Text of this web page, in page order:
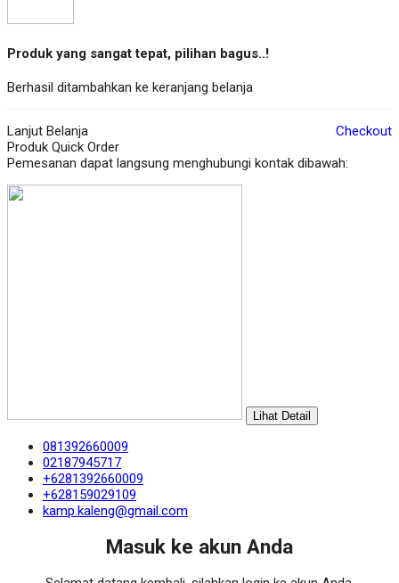
Produk yang sangat tepat, pilihan bagus..!
Berhasil ditambahkan ke keranjang belanja
Lanjut Belanja
Checkout
Produk Quick Order
Pemesanan dapat langsung menghubungi kontak dibawah:
Lihat Detail
081392660009
02187945717
+6281392660009
+628159029109
kamp.kaleng@gmail.com
Masuk ke akun Anda